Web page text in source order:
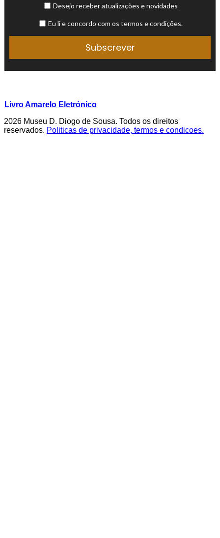
Livro Amarelo Eletrónico
2026 Museu D. Diogo de Sousa. Todos os direitos
reservados. Politicas de privacidade, termos e condicoes.